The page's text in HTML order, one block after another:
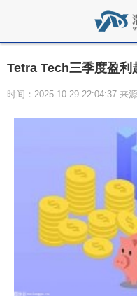
Tetra Tech三季度盈利
时间：2025-10-29 22:04:37 来